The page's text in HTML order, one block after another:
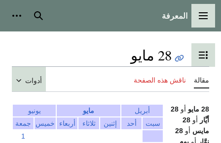
القائمة الرئيسية
المعرفة بحث
تبديل عرض جدول المحتويات
28 مايو
مقالة ناقش هذه الصفحة أدوات
أبريل مايو
يونيو
سبت
أحد إثنين ثلاثاء أربعاء خميس
جمعة
1
28 مايو أو 28
أيَّار أو 28
مايس أو 28